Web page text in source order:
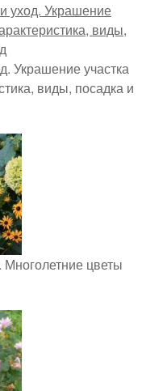
Украшение участка
виды, посадка и
Многолетние цветы